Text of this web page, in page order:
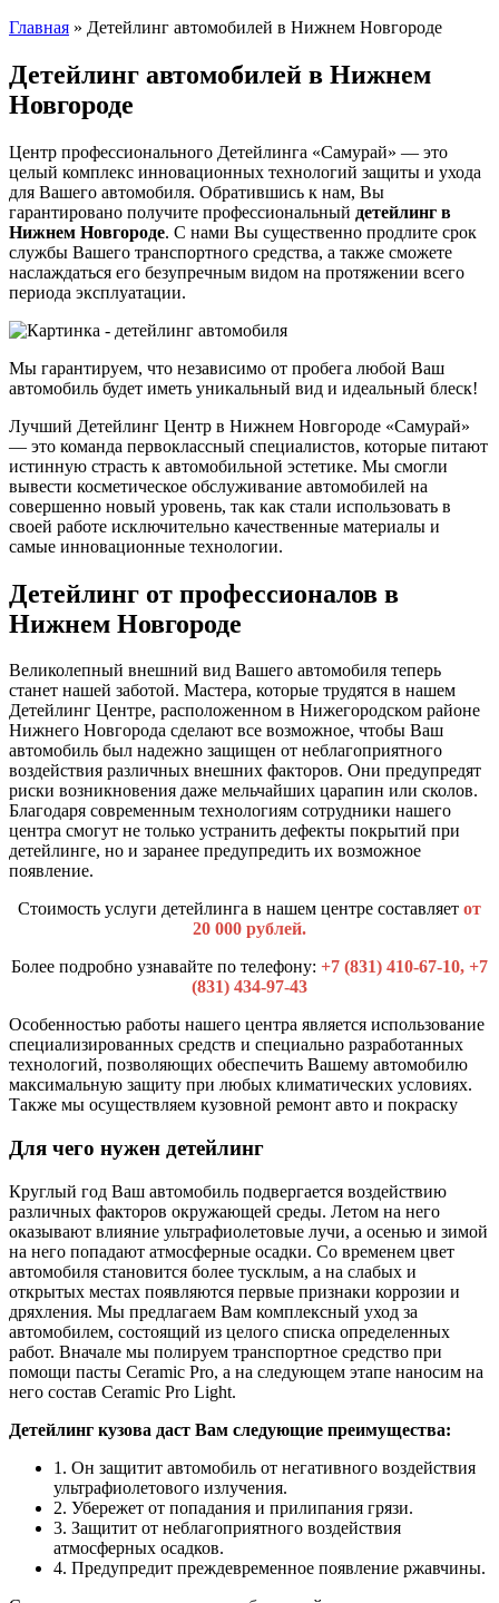
Главная » Детейлинг автомобилей в Нижнем Новгороде
Детейлинг автомобилей в Нижнем
Новгороде
Центр профессионального Детейлинга «Самурай» — это
целый комплекс инновационных технологий защиты и ухода
для Вашего автомобиля. Обратившись к нам, Вы
гарантировано получите профессиональный детейлинг в
Нижнем Новгороде. С нами Вы существенно продлите срок
службы Вашего транспортного средства, а также сможете
наслаждаться его безупречным видом на протяжении всего
периода эксплуатации.
Мы гарантируем, что независимо от пробега любой Ваш
автомобиль будет иметь уникальный вид и идеальный блеск!
Лучший Детейлинг Центр в Нижнем Новгороде «Самурай»
— это команда первоклассный специалистов, которые питают
истинную страсть к автомобильной эстетике. Мы смогли
вывести косметическое обслуживание автомобилей на
совершенно новый уровень, так как стали использовать в
своей работе исключительно качественные материалы и
самые инновационные технологии.
Детейлинг от профессионалов в
Нижнем Новгороде
Великолепный внешний вид Вашего автомобиля теперь
станет нашей заботой. Мастера, которые трудятся в нашем
Детейлинг Центре, расположенном в Нижегородском районе
Нижнего Новгорода сделают все возможное, чтобы Ваш
автомобиль был надежно защищен от неблагоприятного
воздействия различных внешних факторов. Они предупредят
риски возникновения даже мельчайших царапин или сколов.
Благодаря современным технологиям сотрудники нашего
центра смогут не только устранить дефекты покрытий при
детейлинге, но и заранее предупредить их возможное
появление.
Стоимость услуги детейлинга в нашем центре составляет от
20 000 рублей.
Более подробно узнавайте по телефону: +7 (831) 410-67-10, +7
(831) 434-97-43
Особенностью работы нашего центра является использование
специализированных средств и специально разработанных
технологий, позволяющих обеспечить Вашему автомобилю
максимальную защиту при любых климатических условиях.
Также мы осуществляем кузовной ремонт авто и покраску
Для чего нужен детейлинг
Круглый год Ваш автомобиль подвергается воздействию
различных факторов окружающей среды. Летом на него
оказывают влияние ультрафиолетовые лучи, а осенью и зимой
на него попадают атмосферные осадки. Со временем цвет
автомобиля становится более тусклым, а на слабых и
открытых местах появляются первые признаки коррозии и
дряхления. Мы предлагаем Вам комплексный уход за
автомобилем, состоящий из целого списка определенных
работ. Вначале мы полируем транспортное средство при
помощи пасты Ceramic Pro, а на следующем этапе наносим на
него состав Ceramic Pro Light.
Детейлинг кузова даст Вам следующие преимущества:
1. Он защитит автомобиль от негативного воздействия
ультрафиолетового излучения.
2. Убережет от попадания и прилипания грязи.
3. Защитит от неблагоприятного воздействия
атмосферных осадков.
4. Предупредит преждевременное появление ржавчины.